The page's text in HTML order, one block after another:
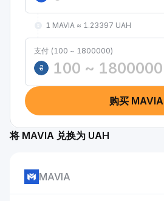
1 MAVIA ≈ 1.23397 UAH
支付 (100 ~ 1800000)
₴
购买 MAVIA
将 MAVIA 兑换为 UAH
MAVIA